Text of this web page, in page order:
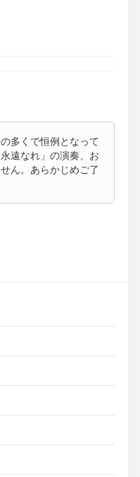
多くで恒例となって
遠なれ」の演奏、お
ん。あらかじめご了